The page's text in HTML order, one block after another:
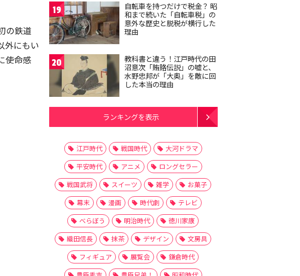
の鉄道
外にもい
使命感
19
自転車を持つだけで税金？ 昭
和まで続いた「自転車税」の
意外な歴史と脱税が横行した
理由
20
教科書と違う！江戸時代の田
沼意次「賄賂伝説」の嘘と、
水野忠邦が「大奥」を敵に回
した本当の理由
ランキングを表示
江戸時代 戦国時代
大河ドラマ
平安時代
アニメ
ロングセラー
戦国武将
スイーツ 雑学
お菓子
幕末
漫画 時代劇
テレビ
べらぼう
明治時代
徳川家康
織田信長
抹茶 デザイン
文房具
フィギュア
展覧会
鎌倉時代